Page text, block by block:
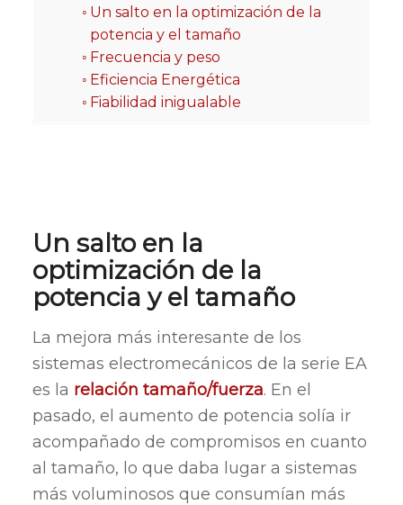
Un salto en la optimización de la
potencia y el tamaño
Frecuencia y peso
Eficiencia Energética
Fiabilidad inigualable
Un salto en la
optimización de la
potencia y el tamaño
La mejora más interesante de los
sistemas electromecánicos de la serie EA
es la relación tamaño/fuerza. En el
pasado, el aumento de potencia solía ir
acompañado de compromisos en cuanto
al tamaño, lo que daba lugar a sistemas
más voluminosos que consumían más